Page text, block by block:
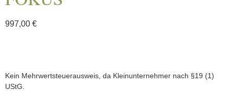
997,00 €
Kein Mehrwertsteuerausweis, da Kleinunternehmer nach §19 (1)
UStG.